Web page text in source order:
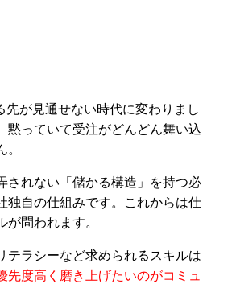
先が見通せない時代に変わりまし
黙っていて受注がどんどん舞い込
されない「儲かる構造」を持つ必
独自の仕組みです。これからは仕
が問われます。
テラシーなど求められるスキルは
先度高く磨き上げたいのがコミュ